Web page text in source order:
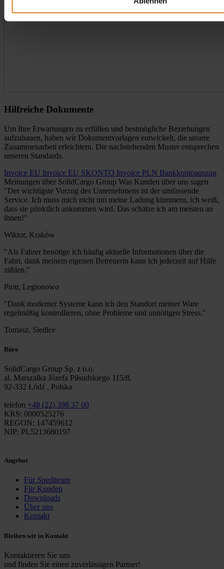
Hilfreiche Dokumente
Um Ihre Erwartungen zu erfüllen und bestmögliche Beziehungen
aufzubauen, haben wir Dokumentvorlagen entwickelt, die unsere
Zusammenarbeit erleichtern. Die nachstehenden Muster entsprechen
unseren Standards.
Invoice EU Invoice EU SKONTO Invoice PLN Bankkontoauszug
Meinungen über SolidCargo Group Was Kunden über uns sagen
"Der wichtigste Vorzug des Unternehmens ist der umfassende
Service. Ich muss mich nicht um meine Ladung kümmern, ich weiß,
dass sie pünktlich ankommen wird. Das schätze ich am meisten an
ihnen!"
Wiktor, Kraków
"Als Fahrer benötige ich häufig aktuelle Informationen über die
Fahrt, dank meinem eigenen Betreuerin kann ich jederzeit auf Hilfe
zählen."
Piotr, Legionowo
"Dank moderner Systeme kann ich den Standort meiner Ware
regelmäßig kontrollieren, ohne Probleme und unnötigen Stress."
Tomasz, Siedlce
Büro
SolidCargo Group Sp. z o.o.
al. Marszałka Józefa Piłsudskiego 115/8,
92-332 Łódź , Polska
telefon +48 (22) 398 37 00
KRS: 0000525276
REGON: 147459612
NIP: PL5213680197
Angebot
Für Spediteure
Für Kunden
Downloads
Über uns
Kontakt
Bleiben wir in Kontakt
Kontaktieren Sie uns
und finden Sie einen zuverlässigen Partner!